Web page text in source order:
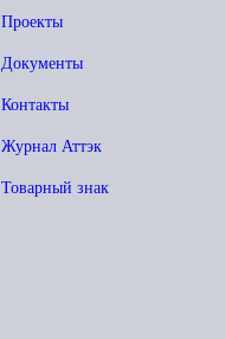
Проекты
Документы
Контакты
Журнал Аттэк
Товарный знак